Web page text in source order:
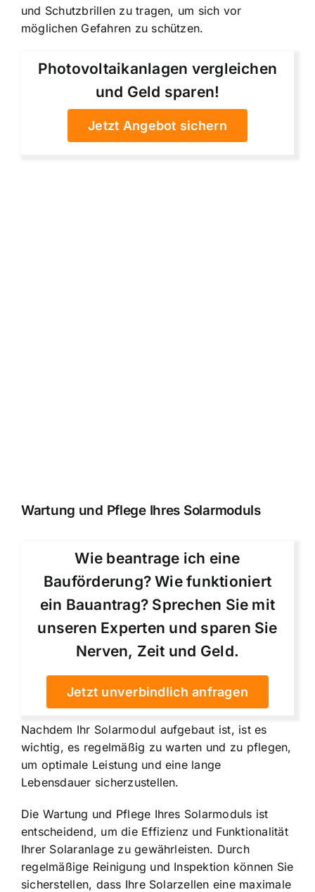
und Schutzbrillen zu tragen, um sich vor
möglichen Gefahren zu schützen.
Photovoltaikanlagen vergleichen
und Geld sparen!
Jetzt Angebot sichern
Wartung und Pflege Ihres Solarmoduls
Wie beantrage ich eine
Bauförderung? Wie funktioniert
ein Bauantrag? Sprechen Sie mit
unseren Experten und sparen Sie
Nerven, Zeit und Geld.
Jetzt unverbindlich anfragen
Nachdem Ihr Solarmodul aufgebaut ist, ist es
wichtig, es regelmäßig zu warten und zu pflegen,
um optimale Leistung und eine lange
Lebensdauer sicherzustellen.
Die Wartung und Pflege Ihres Solarmoduls ist
entscheidend, um die Effizienz und Funktionalität
Ihrer Solaranlage zu gewährleisten. Durch
regelmäßige Reinigung und Inspektion können Sie
sicherstellen, dass Ihre Solarzellen eine maximale